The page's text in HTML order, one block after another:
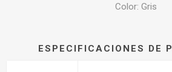
Color: Gris
ESPECIFICACIONES DE